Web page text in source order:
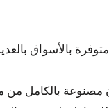
بالأسواق
بالكامل من